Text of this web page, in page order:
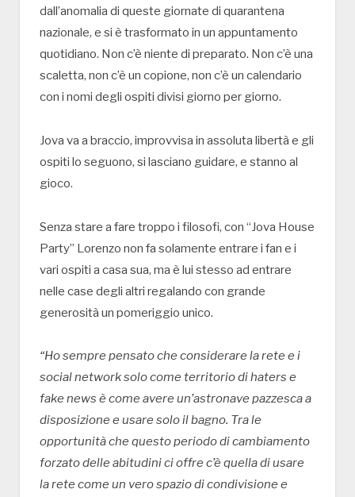
dall’anomalia di queste giornate di quarantena
nazionale, e si è trasformato in un appuntamento
quotidiano. Non c’è niente di preparato. Non c’è una
scaletta, non c’è un copione, non c’è un calendario
con i nomi degli ospiti divisi giorno per giorno.
Jova va a braccio, improvvisa in assoluta libertà e gli
ospiti lo seguono, si lasciano guidare, e stanno al
gioco.
Senza stare a fare troppo i filosofi, con “Jova House
Party” Lorenzo non fa solamente entrare i fan e i
vari ospiti a casa sua, ma è lui stesso ad entrare
nelle case degli altri regalando con grande
generosità un pomeriggio unico.
“Ho sempre pensato che considerare la rete e i
social network solo come territorio di haters e
fake news è come avere un’astronave pazzesca a
disposizione e usare solo il bagno. Tra le
opportunità che questo periodo di cambiamento
forzato delle abitudini ci offre c’è quella di usare
la rete come un vero spazio di condivisione e